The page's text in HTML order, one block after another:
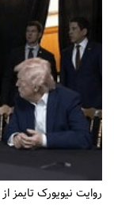
روایت نیویورک تایمز